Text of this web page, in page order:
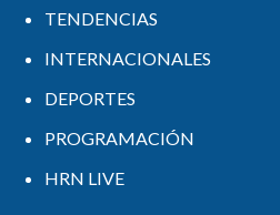
TENDENCIAS
INTERNACIONALES
DEPORTES
PROGRAMACIÓN
HRN LIVE